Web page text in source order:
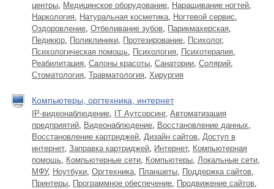
центры, Медицинское оборудование, Наращивание ногтей,
Наркология, Натуральная косметика, Ногтевой сервис,
Оздоровление, Отбеливание зубов, Парикмахерская,
Педикюр, Поликлиники, Протезирование, Психолог,
Психологическая помощь, Психология, Психотерапия,
Реабилитация, Салоны красоты, Санатории, Солярий,
Стоматология, Травматология, Хирургия
Компьютеры, оргтехника, интернет
IP-видеонаблюдение, IT Аутсорсинг, Автоматизация
предприятий, Видеонаблюдение, Восстановление данных,
Восстановление картриджей, Дизайн сайтов, Доступ в
интернет, Заправка картриджей, Интернет, Компьютерная
помощь, Компьютерные сети, Компьютеры, Локальные сети,
МФУ, Ноутбуки, Оргтехника, Планшеты, Поддержка сайтов,
Принтеры, Программное обеспечение, Продвижение сайтов,